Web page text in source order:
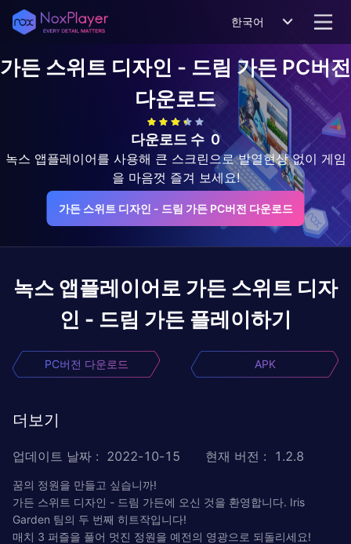
한국어
가든 스위트 디자인 - 드림 가든 PC버전
다운로드
다운로드 수 0
녹스 앱플레이어를 사용해 큰 스크린으로 발열현상 없이 게임
을 마음껏 즐겨 보세요!
가든 스위트 디자인 - 드림 가든 PC버전 다운로드
녹스 앱플레이어로 가든 스위트 디자
인 - 드림 가든 플레이하기
PC버전 다운로드 APK
더보기
업데이트 날짜 : 2022-10-15 현재 버전 : 1.2.8
꿈의 정원을 만들고 싶습니까!
가든 스위트 디자인 - 드림 가든에 오신 것을 환영합니다. Iris
Garden 팀의 두 번째 히트작입니다!
매치 3 퍼즐을 풀어 멋진 정원을 예전의 영광으로 되돌리세요!